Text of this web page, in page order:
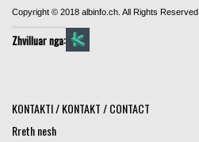
Copyright © 2018 albinfo.ch. All Rights Reserved.
Zhvilluar nga:
KONTAKTI / KONTAKT / CONTACT
Rreth nesh